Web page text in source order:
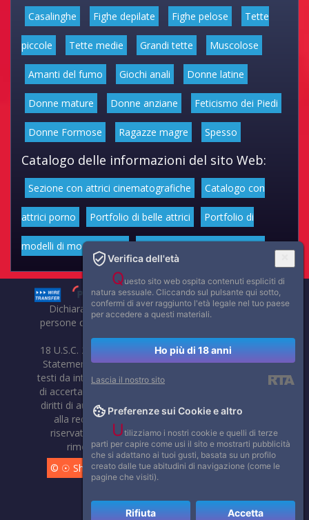
Casalinghe Fighe depilate Fighe pelose Tette
piccole Tette medie Grandi tette Muscolose
Amanti del fumo Giochi anali Donne latine
Donne mature Donne anziane Feticismo dei Piedi
Donne Formose Ragazze magre Spesso
Catalogo delle informazioni del sito Web:
Sezione con attrici cinematografiche Catalogo con
attrici porno Portfolio di belle attrici Portfolio di
modelli di moda volgari Affascinanti star dello sport
Dichiarazione di non responsabilità: tutti i membri e le
persone che compaiono su questo sito hanno almeno 18
anni.
18 U.S.C. 2257 Record-Keeping Requirements Compliance
Statement. Affaritaliani, prima di pubblicare foto, video o
testi da internet, compie tutte le opportune verifiche al fine
di accertarne il libero regime di circolazione e non violare i
diritti di autore o altri diritti esclusivi di terzi. Per segnalare
alla redazione eventuali errori nell'uso del materiale
riservato, scriveteci: provvederemo prontamente alla
rimozione del materiale lesivo di diritti di terzi.
© ☉ Show di Sesso VivoCam. 2014 - 2026. Tutti i diritti
Verifica dell'età
Questo sito web ospita contenuti espliciti di
natura sessuale. Cliccando sul pulsante qui sotto,
confermi di aver raggiunto l'età legale nel tuo paese
per accedere a questi materiali.
Ho più di 18 anni
Lascia il nostro sito
Preferenze sui Cookie e altro
Utilizziamo i nostri cookie e quelli di terze
parti per capire come usi il sito e mostrarti pubblicità
che si adattano ai tuoi gusti, basata su un profilo
creato dalle tue abitudini di navigazione (come le
pagine che visiti).
Rifiuta Accetta